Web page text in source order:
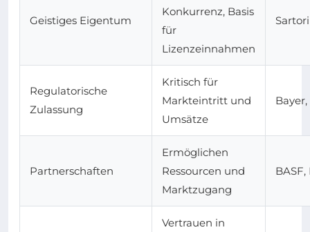
Geistiges Eigentum
Konkurrenz, Basis
für
Lizenzeinnahmen
Regulatorische
Zulassung
Kritisch für
Markteintritt und
Umsätze
Partnerschaften
Ermöglichen
Ressourcen und
Marktzugang
BASF,
Vertrauen in